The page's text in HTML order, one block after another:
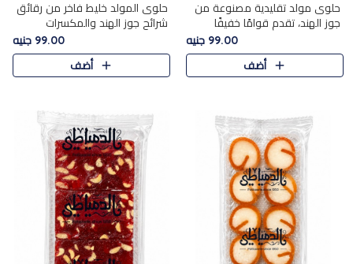
حلوى مولد تقليدية مصنوعة من
جوز الهند، تقدم قوامًا خفيفًا
ونكهة شرقية أصيلة تجسد روح
الـموسم الأعياد.
99.00 جنيه
أضف
حلوى المولد خليط فاخر من رقائق
شرائح جوز الهند والمكسرات
المحمصة، متماسك بشراب حلاوة
الكراميل الخفيفة ليمنحك قرمشة
غنية ومذاقًا شرقيًا أصيلً..
99.00 جنيه
أضف